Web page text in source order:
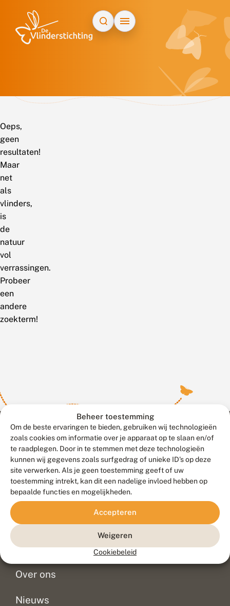
Beheer toestemming
Om de beste ervaringen te bieden, gebruiken wij technologieën
zoals cookies om informatie over je apparaat op te slaan en/of
te raadplegen. Door in te stemmen met deze technologieën
kunnen wij gegevens zoals surfgedrag of unieke ID's op deze
site verwerken. Als je geen toestemming geeft of uw
toestemming intrekt, kan dit een nadelige invloed hebben op
bepaalde functies en mogelijkheden.
Accepteren
Weigeren
Cookiebeleid
Oeps,
geen
resultaten!
Maar
net
als
vlinders,
is
de
natuur
vol
verrassingen.
Probeer
een
andere
zoekterm!
Contact
Veelgestelde vragen
Doneer
Over ons
Nieuws
Meld waarnemingen© 2026 Vlinderstichting
Duurzaam ontwikkeld door
Go2People
, ontworpen door
Blue Field Agency
Privacy
Disclaimer
Sitemap